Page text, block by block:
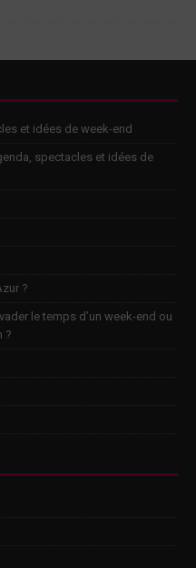
et idées de week-end
spectacles et idées de
?
le temps d’un week-end ou
?